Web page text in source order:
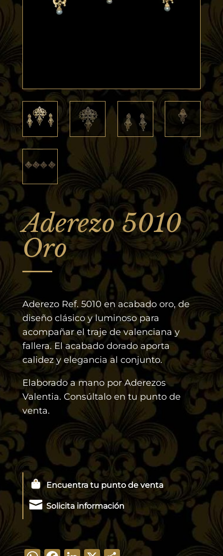
Aderezo 5010
Oro
Aderezo Ref. 5010 en acabado oro, de
diseño clásico y luminoso para
acompañar el traje de valenciana y
fallera. El acabado dorado aporta
calidez y elegancia al conjunto.
Elaborado a mano por Aderezos
Valentia. Consúltalo en tu punto de
venta.
Encuentra tu punto de venta
 Solicita información